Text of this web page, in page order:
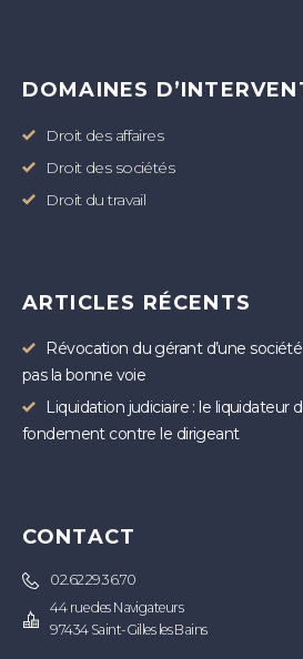
DOMAINES
Droit des affaires
Droit des sociétés
Droit du travail
ARTICLES RÉCENTS
Révocation du gérant d’une
pas la bonne voie
Liquidation judiciaire : le liquidateur
fondement contre le dirigeant
CONTACT
02.62.29.36.70
44 rue des Navigateurs
97434 Saint-Gilles les Bains